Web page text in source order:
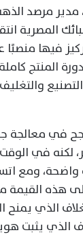
مدير مرصد
المصرية
فيها
المنتج
في معالجة
لكنه في
ومع
هذه القيمة
الذي يمنح
الذي يثبت